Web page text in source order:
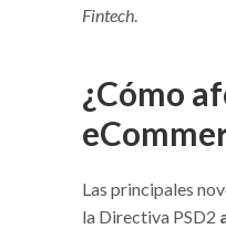
Fintech.
¿Cómo
Las principales
la Directiva PSD2